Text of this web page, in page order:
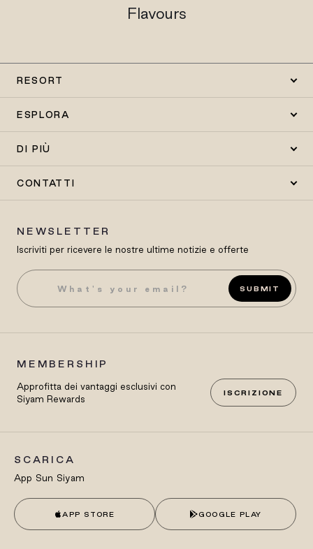
Flavours
RESORT
ESPLORA
DI PIÙ
CONTATTI
NEWSLETTER
Iscriviti per ricevere le nostre ultime notizie e offerte
SUBMIT
MEMBERSHIP
Approfitta dei vantaggi esclusivi con
Siyam Rewards
ISCRIZIONE
SCARICA
App Sun Siyam
APP STORE GOOGLE PLAY